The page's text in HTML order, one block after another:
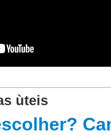
ùteis